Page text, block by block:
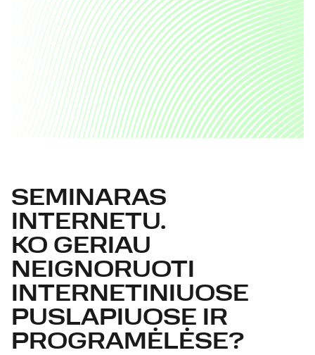
SEMINARAS
INTERNETU.
KO GERIAU
NEIGNORUOTI
INTERNETINIUOSE
PUSLAPIUOSE IR
PROGRAMĖLĖSE?